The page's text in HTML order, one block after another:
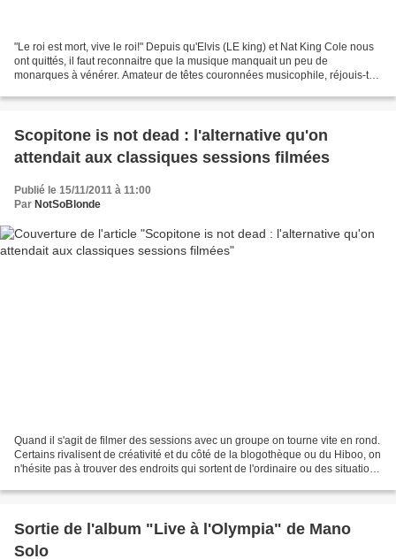
"Le roi est mort, vive le roi!" Depuis qu'Elvis (LE king) et Nat King Cole nous
ont quittés, il faut reconnaitre que la musique manquait un peu de
monarques à vénérer. Amateur de têtes couronnées musicophile, réjouis-toi,
Scopitone is not dead : l'alternative qu'on
attendait aux classiques sessions filmées
Publié le 15/11/2011 à 11:00
Par NotSoBlonde
Quand il s'agit de filmer des sessions avec un groupe on tourne vite en rond.
Certains rivalisent de créativité et du côté de la blogothèque ou du Hiboo, on
n'hésite pas à trouver des endroits qui sortent de l'ordinaire ou des situations
Sortie de l'album "Live à l'Olympia" de Mano
Solo